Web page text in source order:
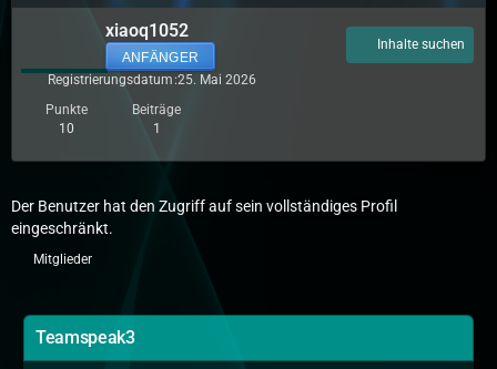
xiaoq1052
ANFÄNGER
Punkte
10
Beiträge
1
Inhalte suchen
Registrierungsdatum 25. Mai 2026
Der Benutzer hat den Zugriff auf sein vollständiges Profil
eingeschränkt.
Mitglieder
Teamspeak3